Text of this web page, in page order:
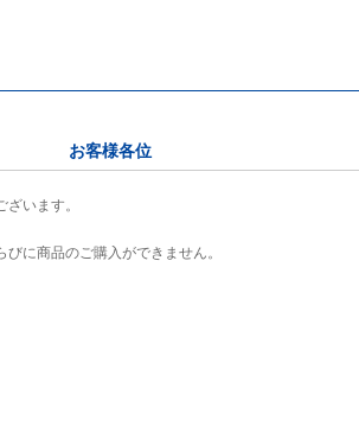
お客様各位
います。
に商品のご購入ができません。